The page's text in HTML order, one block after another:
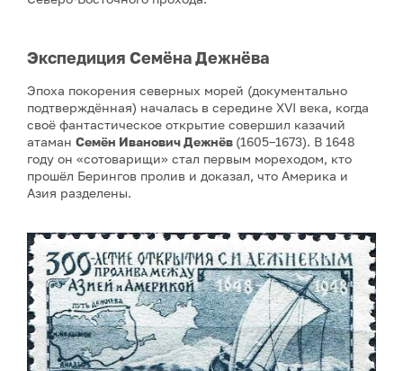
Экспедиция Семёна Дежнёва
Эпоха покорения северных морей (документально
подтверждённая) началась в середине XVI века, когда
своё фантастическое открытие совершил казачий
атаман Семён Иванович Дежнёв (1605–1673). В 1648
году он «сотоварищи» стал первым мореходом, кто
прошёл Берингов пролив и доказал, что Америка и
Азия разделены.